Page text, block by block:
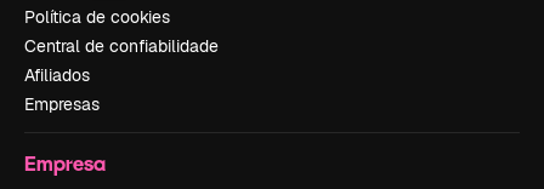
Política de cookies
Central de confiabilidade
Afiliados
Empresas
Empresa